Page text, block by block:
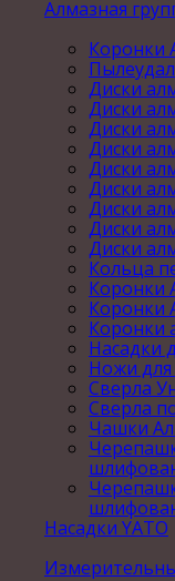
Алмазная
Диски
Диски
Диски
Диски
Диски
Диски
Диски
Диски
Диски
Кольца
Коронки
Коронки
Коронки
Насадки
Ножи для
Сверла
Сверла
Чашки
Насадки YATO